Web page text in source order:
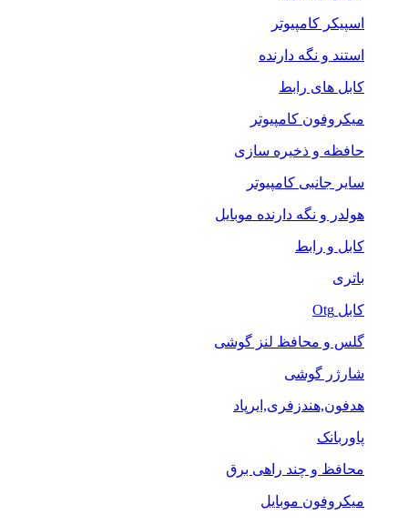
اسپیکر کامپیوتر
استند و نگه دارنده
کابل های رابط
میکروفون کامپیوتر
حافظه و ذخیره سازی
سایر جانبی کامپیوتر
هولدر و نگه دارنده موبایل
کابل و رابط
باتری
کابل Otg
گلس و محافظ لنز گوشی
شارژر گوشی
هدفون,هندزفری,ایرپاد
پاوربانک
محافظ و چند راهی برق
میکروفون موبایل